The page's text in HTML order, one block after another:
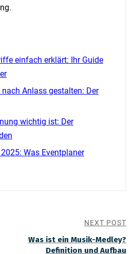
einfach erklärt: Ihr Guide
Anlass gestalten: Der
wichtig ist: Der
Was Eventplaner
NEXT POST
Was ist ein Musik-Medley?
Definition und Aufbau